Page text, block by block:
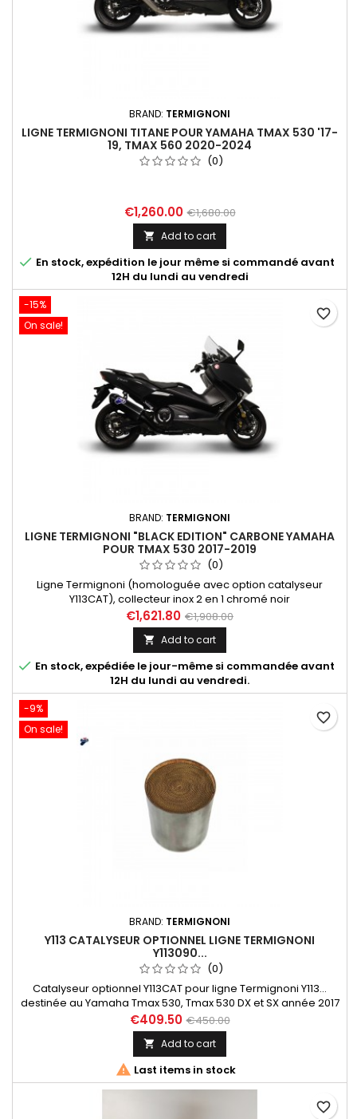
BRAND: TERMIGNONI
LIGNE TERMIGNONI TITANE POUR YAMAHA TMAX 530 '17-
19, TMAX 560 2020-2024
(0)
€1,260.00 €1,680.00
 Add to cart
 En stock, expédition le jour même si commandé avant
12H du lundi au vendredi
-15%
On sale!
BRAND: TERMIGNONI
LIGNE TERMIGNONI "BLACK EDITION" CARBONE YAMAHA
POUR TMAX 530 2017-2019
(0)
Ligne Termignoni (homologuée avec option catalyseur
Y113CAT), collecteur inox 2 en 1 chromé noir
et silencieux "Scream" court tout carbone pour Yamaha Tmax
530 2017-2019. Compatible avec les modèles suivants :
Yamaha Tmax 530 2017, 2018, 2019; Yamaha Tmax 530 DX 2017,
2018, 2019; Yamaha Tmax 530 SX 2017, 2018, 2019.
€1,621.80 €1,908.00
 Add to cart
 En stock, expédiée le jour-même si commandée avant
12H du lundi au vendredi.
favorite_border
-9%
On sale!
BRAND: TERMIGNONI
Y113 CATALYSEUR OPTIONNEL LIGNE TERMIGNONI
Y113090...
(0)
Catalyseur optionnel Y113CAT pour ligne Termignoni Y113...
destinée au Yamaha Tmax 530, Tmax 530 DX et SX année 2017
à 2019. Livré avec notice d'installation et certificat
d'homologation Euro 4.
€409.50 €450.00
 Add to cart
 Last items in stock
favorite_border
favorite_border